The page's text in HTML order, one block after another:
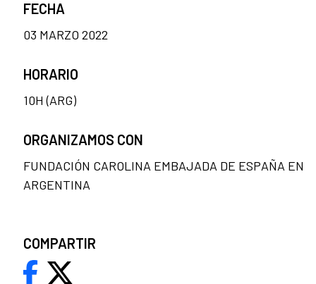
FECHA
03 MARZO 2022
HORARIO
10H (ARG)
ORGANIZAMOS CON
FUNDACIÓN CAROLINA EMBAJADA DE ESPAÑA EN
ARGENTINA
COMPARTIR